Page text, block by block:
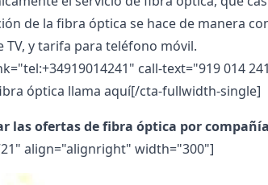
de la fibra óptica se hace de manera
TV, y tarifa para teléfono móvil.
call-text="919 014
óptica llama aquí[/cta-fullwidth-single]
las ofertas de fibra óptica por
align="alignright" width="300"]